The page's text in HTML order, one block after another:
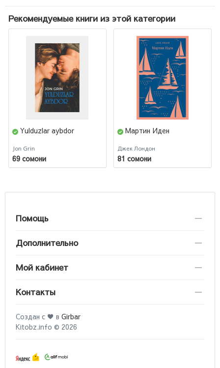
Рекомендуемые книги из этой категории
Yulduzlar aybdor
Jon Grin
69 сомони
Мартин Иден
Джек Лондон
81 сомони
Помощь
Дополнительно
Мой кабинет
Контакты
Создан с ♥ в Girbar
Kitobz.info © 2026